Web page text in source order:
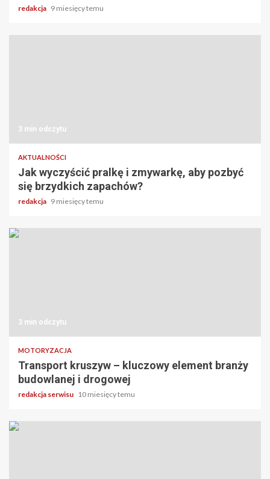
redakcja 9 miesięcy temu
3 min odczytu
AKTUALNOŚCI
Jak wyczyścić pralkę i zmywarkę, aby pozbyć
się brzydkich zapachów?
redakcja 9 miesięcy temu
3 min odczytu
MOTORYZACJA
Transport kruszyw – kluczowy element branży
budowlanej i drogowej
redakcja serwisu 10 miesięcy temu